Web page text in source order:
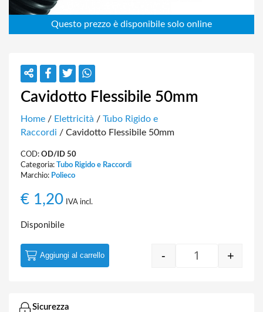
Cavidotto Flessibile 50mm
Home / Elettricità / Tubo Rigido e
Raccordi / Cavidotto Flessibile 50mm
COD: OD/ID 50
Categoria: Tubo Rigido e Raccordi
Marchio: Polieco
€ 1,20 IVA incl.
Disponibile
Cavidotto
- +
Aggiungi al carrello
Sicurezza